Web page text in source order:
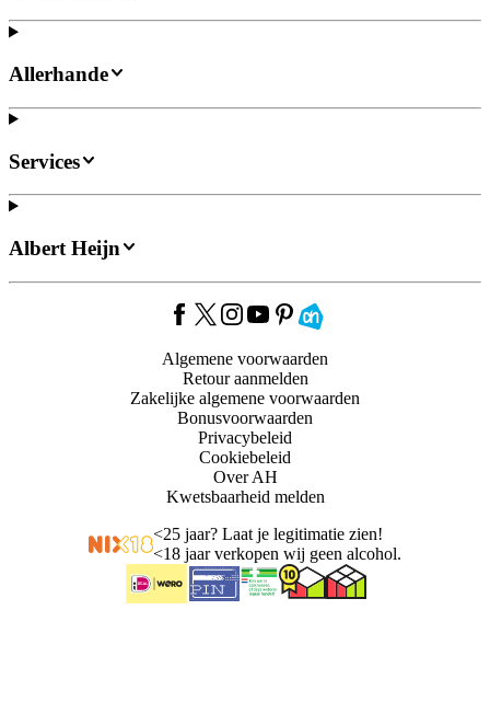
Allerhande
Services
Albert Heijn
Algemene voorwaarden
Retour aanmelden
Zakelijke algemene voorwaarden
Bonusvoorwaarden
Privacybeleid
Cookiebeleid
Over AH
Kwetsbaarheid melden
<25 jaar? Laat je legitimatie zien!
<18 jaar verkopen wij geen alcohol.